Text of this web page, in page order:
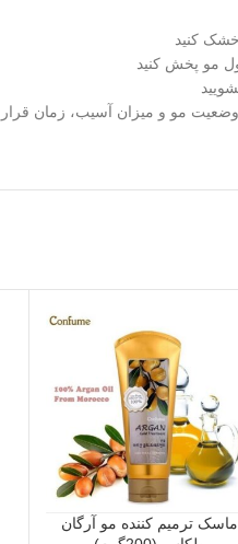
ماسک ترمیم کننده مو آرگان